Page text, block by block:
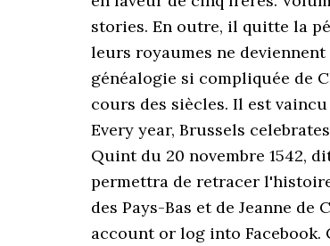
stories. En outre, il quitte la
leurs royaumes ne
généalogie si compliquée de
cours des siècles. Il est
Every year, Brussels
Quint du 20 novembre 1542,
permettra de retracer
des Pays-Bas et de Jeanne
account or log into Facebook.